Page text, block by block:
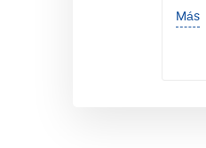
Más